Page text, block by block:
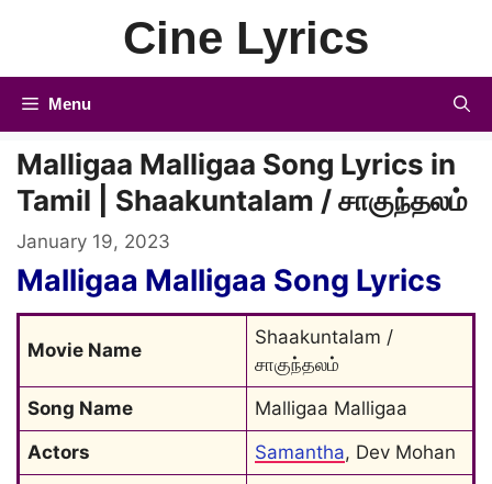
Cine Lyrics
Menu
Malligaa Malligaa Song Lyrics in
Tamil | Shaakuntalam / சாகுந்தலம்
January 19, 2023
Malligaa Malligaa Song Lyrics
Movie Name
Shaakuntalam /
சாகுந்தலம்
Song Name
Malligaa Malligaa
Actors
Samantha, Dev Mohan